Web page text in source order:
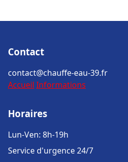
Contact
contact@chauffe-eau-39.fr
Accueil Informations
Horaires
Lun-Ven: 8h-19h
Service d'urgence 24/7